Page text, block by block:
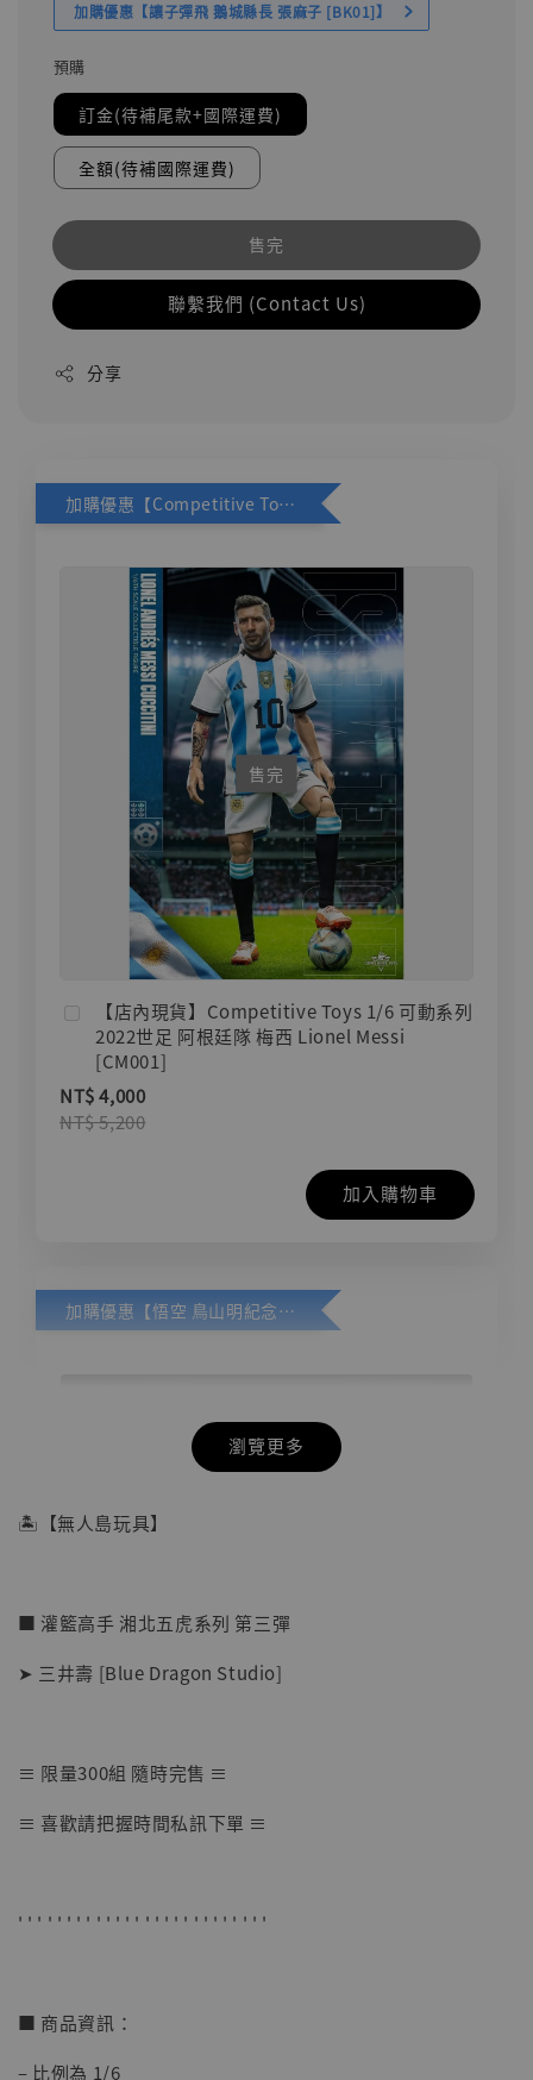
加購優惠【讓子彈飛 鵝城縣長 張麻子 [BK01]】
預購
訂金(待補尾款+國際運費)
全額(待補國際運費)
售完
聯繫我們 (Contact Us)
分享
加購優惠【Competitive Toys 梅西 [CM001]】
售完
【店內現貨】Competitive Toys 1/6 可動系列
2022世足 阿根廷隊 梅西 Lionel Messi
[CM001]
NT$ 4,000
NT$ 5,200
加入購物車
加購優惠【悟空 鳥山明紀念款 [奇蹟工作室]】
【店內現貨】七龍珠 系列蒐藏雕像 悟空 鳥山
NT$ 5,580
瀏覽更多
🏝【無人島玩具】
■ 灌籃高手 湘北五虎系列 第三彈
➤ 三井壽 [Blue Dragon Studio]
≡ 限量300組 隨時完售 ≡
≡ 喜歡請把握時間私訊下單 ≡
' ' ' ' ' ' ' ' ' ' ' ' ' ' ' ' ' ' ' ' ' ' ' ' ' '
■ 商品資訊：
– 比例為 1/6